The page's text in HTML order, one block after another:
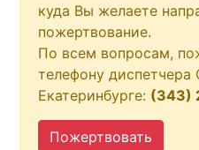
куда Вы желаете
пожертвование.
По всем вопросам,
телефону
Екатеринбурге: (343)
Пожертвовать